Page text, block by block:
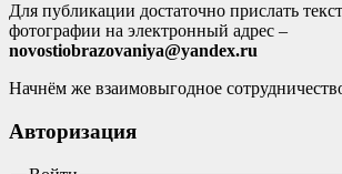
Для публикации достаточно прислать
фотографии на электронный адрес –
novostiobrazovaniya@yandex.ru
Начнём же взаимовыгодное
Авторизация